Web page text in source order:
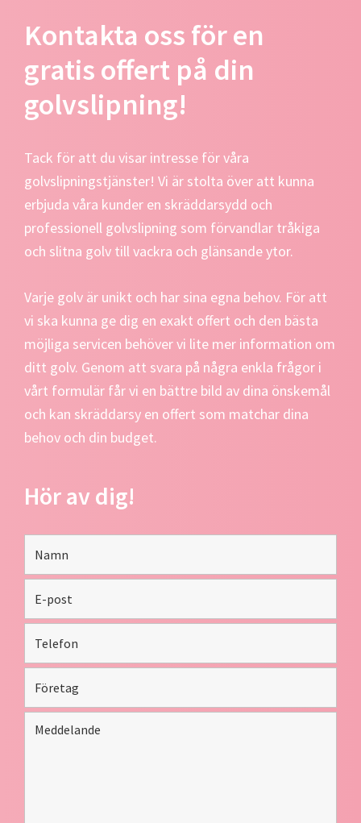
Kontakta oss för en
gratis offert på din
golvslipning!
Tack för att du visar intresse för våra
golvslipningstjänster! Vi är stolta över att kunna
erbjuda våra kunder en skräddarsydd och
professionell golvslipning som förvandlar tråkiga
och slitna golv till vackra och glänsande ytor.
Varje golv är unikt och har sina egna behov. För att
vi ska kunna ge dig en exakt offert och den bästa
möjliga servicen behöver vi lite mer information om
ditt golv. Genom att svara på några enkla frågor i
vårt formulär får vi en bättre bild av dina önskemål
och kan skräddarsy en offert som matchar dina
behov och din budget.
Hör av dig!